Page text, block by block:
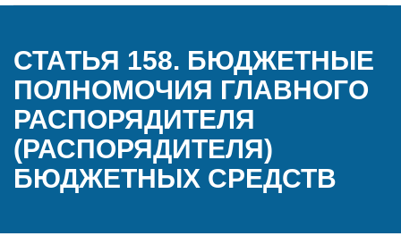
СТАТЬЯ 158. БЮДЖЕТНЫЕ
ПОЛНОМОЧИЯ ГЛАВНОГО
РАСПОРЯДИТЕЛЯ
(РАСПОРЯДИТЕЛЯ)
БЮДЖЕТНЫХ СРЕДСТВ